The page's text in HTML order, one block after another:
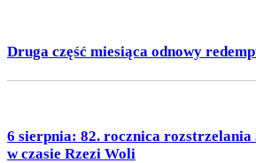
Druga część miesiąca odnowy
6 sierpnia: 82. rocznica
w czasie Rzezi Woli